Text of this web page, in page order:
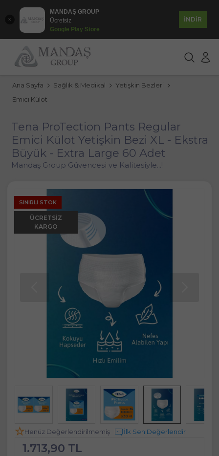
MANDAŞ GROUP
Ücretsiz
Google Play Store
İNDİR
Ana Sayfa Sağlık & Medikal
Yetişkin Bezleri
Emici Külot
Tena ProTection Pants Regular
Emici Külot Yetişkin Bezi XL - Ekstra
Büyük - Extra Large 60 Adet
Mandaş Group Güvencesi ve Kalitesiyle...!
SINIRLI STOK
ÜCRETSIZ
KARGO
Henüz Değerlendirilmemiş İlk Sen Değerlendir
1.713,90 TL